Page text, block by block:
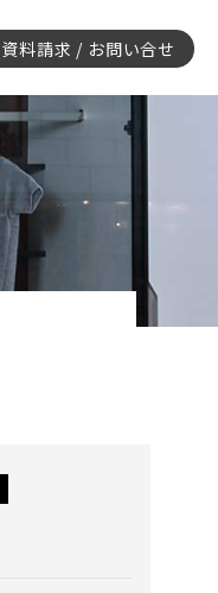
資料請求 / お問い合せ